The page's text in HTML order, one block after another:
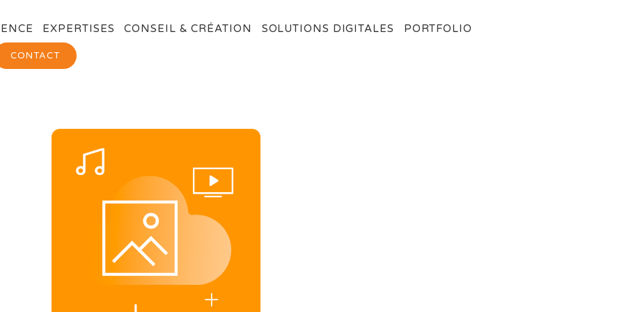
EXPERTISES CONSEIL & CRÉATION SOLUTIONS DIGITALES PORTFOLIO
CONTACT